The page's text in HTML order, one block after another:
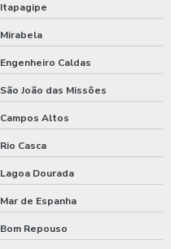
Itapagipe
Mirabela
Engenheiro Caldas
São João das Missões
Campos Altos
Rio Casca
Lagoa Dourada
Mar de Espanha
Bom Repouso